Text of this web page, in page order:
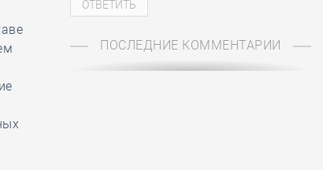
ПОСЛЕДНИЕ КОММЕНТАРИИ